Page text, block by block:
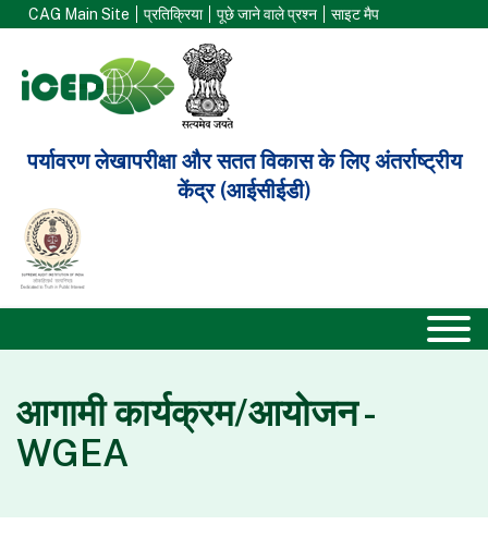
CAG Main Site प्रतिक्रिया पूछे जाने वाले प्रश्न साइट मैप
पर्यावरण लेखापरीक्षा और सतत विकास के लिए अंतर्राष्ट्रीय
केंद्र (आईसीईडी)
आगामी कार्यक्रम/आयोजन -
WGEA